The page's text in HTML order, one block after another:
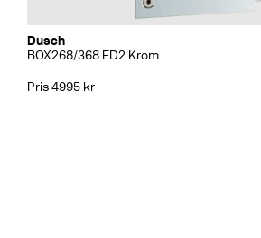
Dusch
BOX268/368 ED2 Krom
Pris 4995 kr